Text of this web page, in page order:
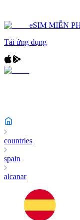
eSIM MIỄN
Tải ứng dụng
countries
spain
alcanar